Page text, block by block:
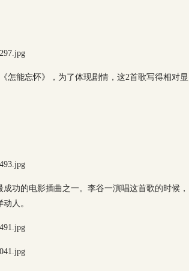
怎能忘怀》，为了体现剧情，这2首歌写得相对显
功的电影插曲之一。李谷一演唱这首歌的时候，
人。